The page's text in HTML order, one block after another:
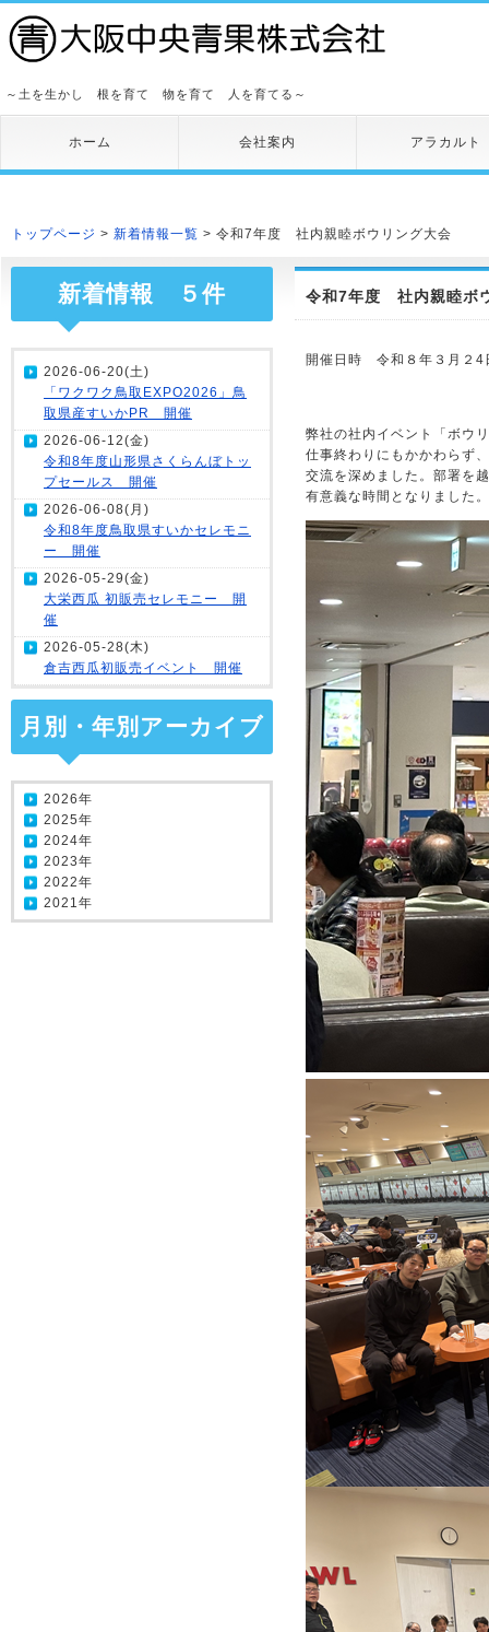
～土を生かし 根を育て 物を育て 人を育てる～
ホーム 会社案内 アラカルト
トップページ > 新着情報一覧 > 令和7年度 社内親睦ボウリング大会
令和7年度 社内親睦ボ
開催日時 令和８年３月２4
弊社の社内イベント「ボウ
仕事終わりにもかかわらず
交流を深めました。部署を
有意義な時間となりました。
新着情報 ５件
2026-06-20(土)
「ワクワク鳥取EXPO2026」鳥
取県産すいかPR 開催
2026-06-12(金)
令和8年度山形県さくらんぼトッ
プセールス 開催
2026-06-08(月)
令和8年度鳥取県すいかセレモニ
ー 開催
2026-05-29(金)
大栄西瓜 初販売セレモニー 開
催
2026-05-28(木)
倉吉西瓜初販売イベント 開催
月別・年別アーカイブ
2026年
2025年
2024年
2023年
2022年
2021年